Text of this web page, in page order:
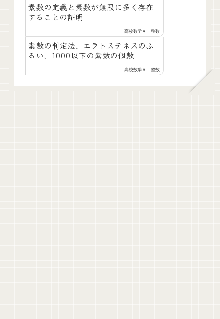
素数の定義と素数が無限に多く存在
することの証明
高校数学Ａ 整数
素数の判定法、エラトステネスのふ
るい、1000以下の素数の個数
高校数学Ａ 整数